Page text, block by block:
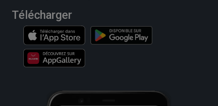
Télécharger